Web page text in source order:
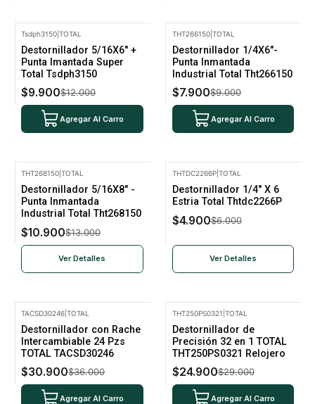
Tsdph3150 |TOTAL
Destornillador 5/16X6" +
Punta Imantada Super
Total Tsdph3150
$9.900$12.000
Agregar Al Carro
THT266150| TOTAL
Destornillador 1/4X6"-
Punta Inmantada
Industrial Total Tht266150
$7.900$9.000
Agregar Al Carro
No disponible
THT268150 |TOTAL
Destornillador 5/16X8" -
Punta Inmantada
Industrial Total Tht268150
$10.900$13.000
Ver Detalles
No disponible
THTDC2266P| TOTAL
Destornillador 1/4" X 6
Estria Total Thtdc2266P
$4.900$6.000
Ver Detalles
TACSD30246 |TOTAL
Destornillador con Rache
Intercambiable 24 Pzs
TOTAL TACSD30246
$30.900$36.000
Agregar Al Carro
THT250PS0321 TOTAL
Destornillador de
Precisión 32 en 1 TOTAL
THT250PS0321 Relojero
$24.900$29.000
Agregar Al Carro